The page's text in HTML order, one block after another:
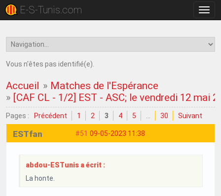
la
E-S-Tunis.com
Vous n'êtes pas identifié(e).
Accueil » Matches de l'Espérance
» [CAF CL - 1/2] EST - ASC; le vendredi 12 mai
Pages : Précédent 1 2 3 4 5 30 Suivant
#51 09-05-2023 11:38
ESTfan
abdou-ESTunis a écrit :
La honte.